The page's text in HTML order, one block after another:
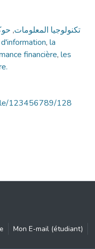
تكنولوجيا المعلومات,
, la
financière, les
123456789/128
Mon E-mail (étudiant)